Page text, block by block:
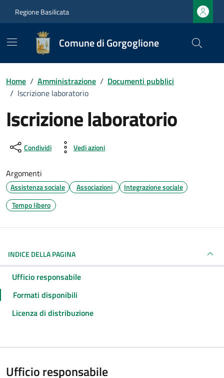
Regione Basilicata
Comune di Gorgoglione
Home / Amministrazione / Documenti pubblici
/ Iscrizione laboratorio
Iscrizione laboratorio
Dettagli del documento
Condividi Vedi azioni
Argomenti
Assistenza sociale Associazioni
Integrazione sociale
Tempo libero
INDICE DELLA PAGINA
Ufficio responsabile
Formati disponibili
Licenza di distribuzione
Ufficio responsabile